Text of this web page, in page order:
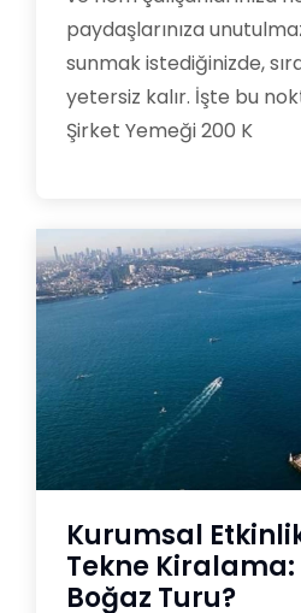
paydaşlarınıza
sunmak istediğinizde,
yetersiz kalır. İşte bu
Şirket Yemeği 200 K
Kurumsal
Tekne Kiralama:
Boğaz Turu?